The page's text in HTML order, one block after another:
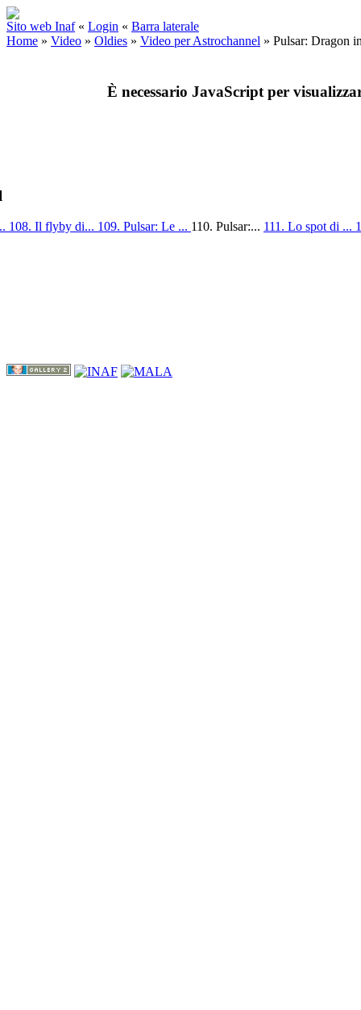
Sito web Inaf « Login « Barra laterale
Home » Video » Oldies » Video per Astrochannel » Pulsar: Dragon
È necessario JavaScript per
108. Il flyby di... 109. Pulsar: Le ... 110. Pulsar:... 111. Lo spot di ...